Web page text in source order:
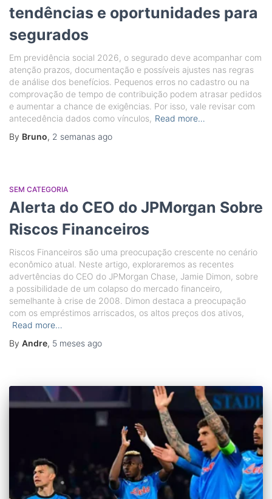
tendências e oportunidades para
segurados
Em previdência social 2026, o segurado deve acompanhar com
atenção prazos, documentação e possíveis ajustes nas regras
de análise dos benefícios. Pequenos erros no cadastro ou na
comprovação de tempo de contribuição podem atrasar pedidos
e aumentar a chance de exigências. Por isso, vale revisar com
antecedência dados como vínculos, Read more…
By Bruno, 2 semanas ago
SEM CATEGORIA
Alerta do CEO do JPMorgan Sobre
Riscos Financeiros
Riscos Financeiros são uma preocupação crescente no cenário
econômico atual. Neste artigo, exploraremos as recentes
advertências do CEO do JPMorgan Chase, Jamie Dimon, sobre
a possibilidade de um colapso do mercado financeiro,
semelhante à crise de 2008. Dimon destaca a preocupação
com os empréstimos arriscados, os altos preços dos ativos,
Read more…
By Andre, 5 meses ago